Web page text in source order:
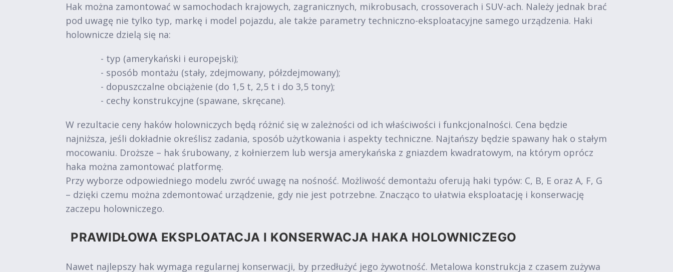
Hak można zamontować w samochodach krajowych, zagranicznych, mikrobusach, crossoverach i SUV-ach. Należy jednak brać
pod uwagę nie tylko typ, markę i model pojazdu, ale także parametry techniczno-eksploatacyjne samego urządzenia. Haki
holownicze dzielą się na:
- typ (amerykański i europejski);
- sposób montażu (stały, zdejmowany, półzdejmowany);
- dopuszczalne obciążenie (do 1,5 t, 2,5 t i do 3,5 tony);
- cechy konstrukcyjne (spawane, skręcane).
W rezultacie ceny haków holowniczych będą różnić się w zależności od ich właściwości i funkcjonalności. Cena będzie
najniższa, jeśli dokładnie określisz zadania, sposób użytkowania i aspekty techniczne. Najtańszy będzie spawany hak o stałym
mocowaniu. Droższe – hak śrubowany, z kołnierzem lub wersja amerykańska z gniazdem kwadratowym, na którym oprócz
haka można zamontować platformę.
Przy wyborze odpowiedniego modelu zwróć uwagę na nośność. Możliwość demontażu oferują haki typów: C, B, E oraz A, F, G
– dzięki czemu można zdemontować urządzenie, gdy nie jest potrzebne. Znacząco to ułatwia eksploatację i konserwację
zaczepu holowniczego.
PRAWIDŁOWA EKSPLOATACJA I KONSERWACJA HAKA HOLOWNICZEGO
Nawet najlepszy hak wymaga regularnej konserwacji, by przedłużyć jego żywotność. Metalowa konstrukcja z czasem zużywa